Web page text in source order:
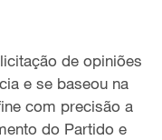
de opiniões
e se baseou na
com precisão a
do Partido e